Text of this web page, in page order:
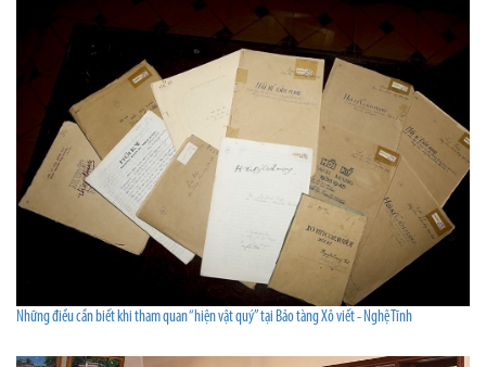
Những điều cần biết khi tham quan “hiện vật quý” tại Bảo tàng Xô viết - Nghệ Tĩnh